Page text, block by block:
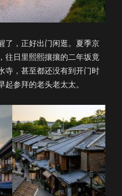
了，正好出门闲逛。夏季京
往日里熙熙攘攘的二年坂竟
寺，甚至都还没有到开门时
参拜的老头老太太。